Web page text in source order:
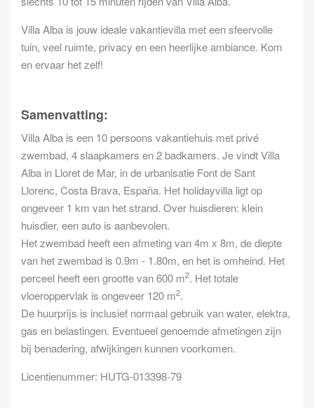
Villa Alba is jouw ideale vakantievilla met een sfeervolle
tuin, veel ruimte, privacy en een heerlijke ambiance. Kom
en ervaar het zelf!
Samenvatting:
Villa Alba is een 10 persoons vakantiehuis met privé
zwembad, 4 slaapkamers en 2 badkamers. Je vindt Villa
Alba in Lloret de Mar, in de urbanisatie Font de Sant
Llorenc, Costa Brava, España. Het holidayvilla ligt op
ongeveer 1 km van het strand. Over huisdieren: klein
huisdier, een auto is aanbevolen.
Het zwembad heeft een afmeting van 4m x 8m, de diepte
van het zwembad is 0.9m - 1.80m, en het is omheind. Het
perceel heeft een grootte van 600 m2. Het totale
vloeroppervlak is ongeveer 120 m2.
De huurprijs is inclusief normaal gebruik van water, elektra,
gas en belastingen. Eventueel genoemde afmetingen zijn
bij benadering, afwijkingen kunnen voorkomen.
Licentienummer: HUTG-013398-79